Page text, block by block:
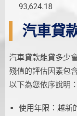
93,624.18
汽車貸
汽車貸款能貸多少
殘值的評估因素包
以下為您依序說明：
使用年限：越新